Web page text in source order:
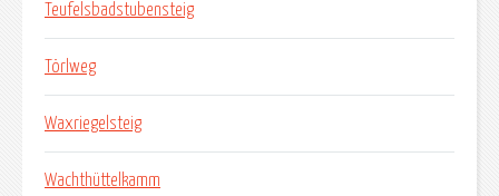
Teufelsbadstubensteig
Törlweg
Waxriegelsteig
Wachthüttelkamm